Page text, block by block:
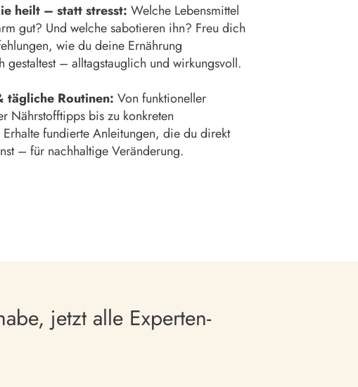
heilt – statt stresst: Welche Lebensmittel
gut? Und welche sabotieren ihn? Freu dich
wie du deine Ernährung
gestaltest – alltagstauglich und wirkungsvoll.
tägliche Routinen: Von funktioneller
Nährstofftipps bis zu konkreten
Erhalte fundierte Anleitungen, die du direkt
– für nachhaltige Veränderung.
jetzt alle Experten-